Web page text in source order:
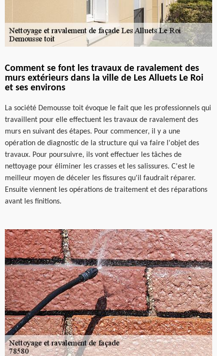
Comment se font les travaux de ravalement des
murs extérieurs dans la ville de Les Alluets Le Roi
et ses environs
La société Demousse toit évoque le fait que les professionnels qui
travaillent pour elle effectuent les travaux de ravalement des
murs en suivant des étapes. Pour commencer, il y a une
opération de diagnostic de la structure qui va faire l'objet des
travaux. Pour poursuivre, ils vont effectuer les tâches de
nettoyage pour éliminer les crasses et les salissures. C'est le
meilleur moyen de déceler les fissures qu'il faudrait réparer.
Ensuite viennent les opérations de traitement et des réparations
avant les finitions.